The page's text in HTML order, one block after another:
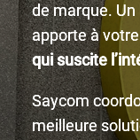
de marque.
apporte à
qui suscite
Saycom
meilleure